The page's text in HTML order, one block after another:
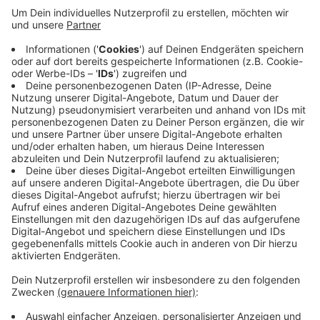
aus einer S-Bahn ausgestiegen, schrie laut herum
und schlug auf den stehenden Zug ein. Danach soll
er die Menschen auf dem Bahnsteig beleidigt und
bedroht haben, auch Kinder. Schließlich habe er
sich die Hose heruntergezogen. Auch als die
Polizei kam, beruhigte sich der Wuppertaler nicht.
Im Polizeigewahrsam stellte sich heraus, dass der
Mann betrunken und bekifft war. Gegen ihn wurden
gleich mehrere Verfahren eingeleitet.
Veröffentlicht:Mittwoch, 18.05.2022 10:26
Anzeige